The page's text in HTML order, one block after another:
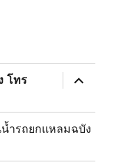
โทร
expand
child
ำรถยกแหลมฉบัง